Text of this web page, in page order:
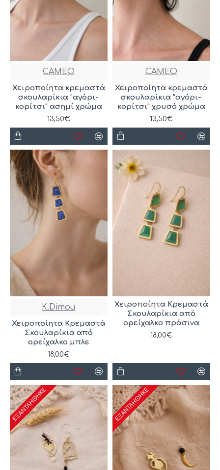
CAMEO
Χειροποίητα κρεμαστά
σκουλαρίκια "αγόρι-
κορίτσι" ασημί χρώμα
13,50€
CAMEO
Χειροποίητα κρεμαστά
σκουλαρίκια "αγόρι-
κορίτσι" χρυσό χρώμα
13,50€
K.Dimou
Χειροποίητα Κρεμαστά
Σκουλαρίκια από
ορείχαλκο μπλε
18,00€
Χειροποίητα Κρεμαστά
Σκουλαρίκια από
ορείχαλκο πράσινα
18,00€
ΕΞΑΝΤΛΉΘΗΚΕ ΕΞΑΝΤΛΉΘΗΚΕ